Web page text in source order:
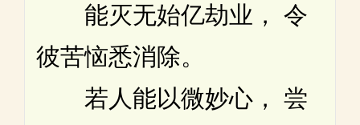
能灭无始亿劫业， 令
彼苦恼悉消除。
若人能以微妙心， 尝